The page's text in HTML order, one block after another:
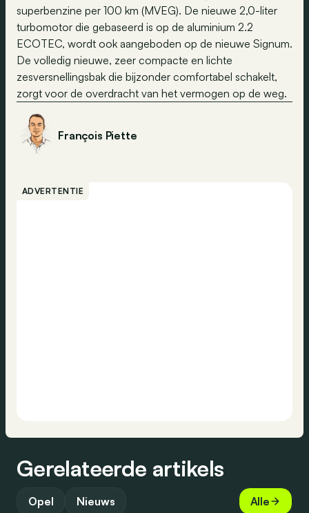
superbenzine per 100 km (MVEG). De nieuwe 2,0-liter
turbomotor die gebaseerd is op de aluminium 2.2
ECOTEC, wordt ook aangeboden op de nieuwe Signum.
De volledig nieuwe, zeer compacte en lichte
zesversnellingsbak die bijzonder comfortabel schakelt,
zorgt voor de overdracht van het vermogen op de weg.
François Piette
ADVERTENTIE
Gerelateerde artikels
Opel Nieuws Alle